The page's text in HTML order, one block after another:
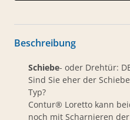
Beschreibung
Schiebe- oder Drehtür:
Sind Sie eher der
Typ?
Contur® Loretto kann
noch mit Scharnieren der